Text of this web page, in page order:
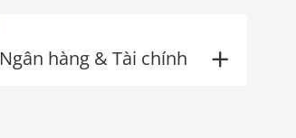
Ngân hàng & Tài chính